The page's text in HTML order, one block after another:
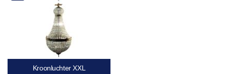
Kroonluchter XXL